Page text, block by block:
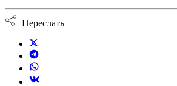
Переслать